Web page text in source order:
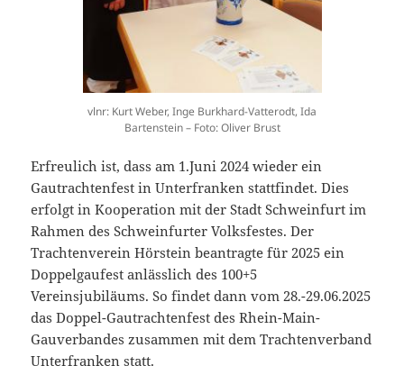
vlnr: Kurt Weber, Inge Burkhard-Vatterodt, Ida
Bartenstein – Foto: Oliver Brust
Erfreulich ist, dass am 1.Juni 2024 wieder ein
Gautrachtenfest in Unterfranken stattfindet. Dies
erfolgt in Kooperation mit der Stadt Schweinfurt im
Rahmen des Schweinfurter Volksfestes. Der
Trachtenverein Hörstein beantragte für 2025 ein
Doppelgaufest anlässlich des 100+5
Vereinsjubiläums. So findet dann vom 28.-29.06.2025
das Doppel-Gautrachtenfest des Rhein-Main-
Gauverbandes zusammen mit dem Trachtenverband
Unterfranken statt.